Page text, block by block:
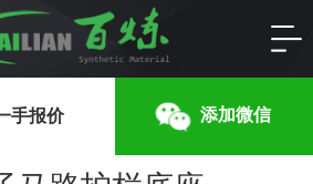
手报价 添加微信
子马路护栏底座